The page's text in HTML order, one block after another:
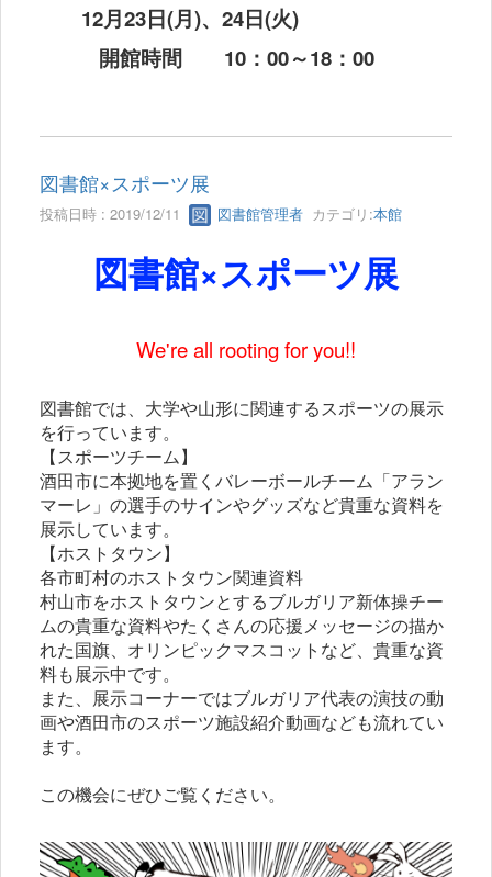
12月23日(月)、 24日(火)
開館時間 10： 00～18： 00
図書館×スポーツ展
投稿日時 : 2019/12/11 図書館管理者 カテゴリ:本館
図書館×スポーツ展
We're all rooting for you!!
図書館では、大学や山形に関連するスポーツの展示
を行っています。
【スポーツチーム】
酒田市に本拠地を置くバレーボールチーム「アラン
マーレ」の選手のサインやグッズなど貴重な資料を
展示しています。
【ホストタウン】
各市町村のホストタウン関連資料
村山市をホストタウンとするブルガリア新体操チー
ムの貴重な資料やたくさんの応援メッセージの描か
れた国旗、オリンピックマスコットなど、貴重な資
料も展示中です。
また、展示コーナーではブルガリア代表の演技の動
画や酒田市のスポーツ施設紹介動画なども流れてい
ます。
この機会にぜひご覧ください。